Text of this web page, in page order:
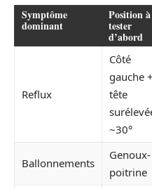
Symptôme
dominant
Position à
tester
d’abord
Reflux
Côté
gauche +
tête
~30°
Ballonnements
Genoux-
poitrine